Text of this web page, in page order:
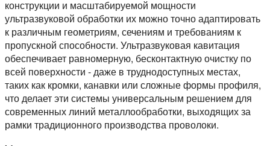
конструкции и масштабируемой мощности
ультразвуковой обработки их можно точно адаптировать
к различным геометриям, сечениям и требованиям к
пропускной способности. Ультразвуковая кавитация
обеспечивает равномерную, бесконтактную очистку по
всей поверхности - даже в труднодоступных местах,
таких как кромки, канавки или сложные формы профиля,
что делает эти системы универсальным решением для
современных линий металлообработки, выходящих за
рамки традиционного производства проволоки.